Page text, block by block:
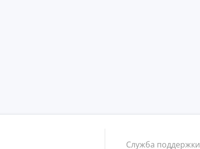
Служба поддержки